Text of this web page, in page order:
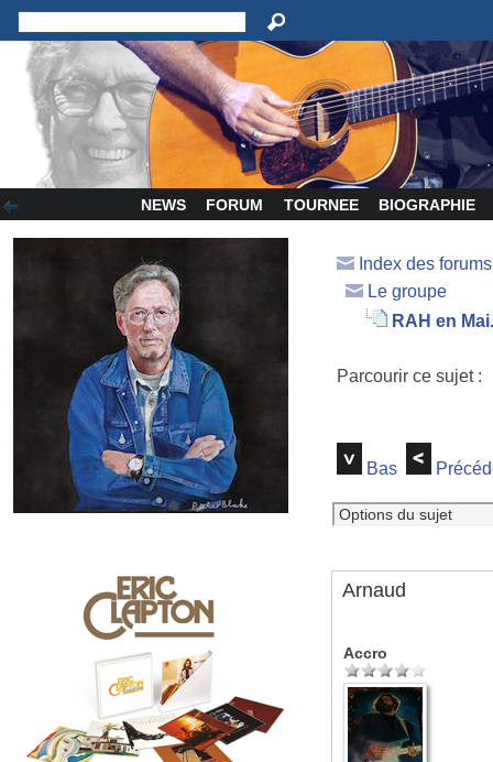
NEWS FORUM TOURNEE BIOGRAPHIE
Index des
Le groupe
RAH en
Parcourir ce sujet
Bas
Arnaud
Accro